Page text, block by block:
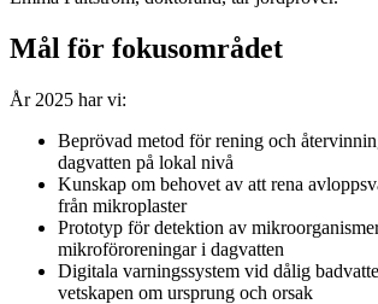
Mål för fokusområdet
År 2025 har vi:​
Beprövad metod för rening och
dagvatten på lokal nivå
Kunskap om behovet av att rena
från mikroplaster
Prototyp för detektion av
mikroföroreningar i dagvatten ​
Digitala varningssystem vid dålig
vetskapen om ursprung och orsak​